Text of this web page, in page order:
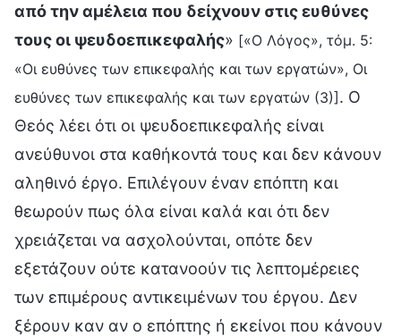
από την αμέλεια που δείχνουν στις ευθύνες
τους οι ψευδοεπικεφαλής» [«Ο Λόγος», τόμ. 5:
«Οι ευθύνες των επικεφαλής και των εργατών», Οι
ευθύνες των επικεφαλής και των εργατών (3)]. Ο
Θεός λέει ότι οι ψευδοεπικεφαλής είναι
ανεύθυνοι στα καθήκοντά τους και δεν κάνουν
αληθινό έργο. Επιλέγουν έναν επόπτη και
θεωρούν πως όλα είναι καλά και ότι δεν
χρειάζεται να ασχολούνται, οπότε δεν
εξετάζουν ούτε κατανοούν τις λεπτομέρειες
των επιμέρους αντικειμένων του έργου. Δεν
ξέρουν καν αν ο επόπτης ή εκείνοι που κάνουν